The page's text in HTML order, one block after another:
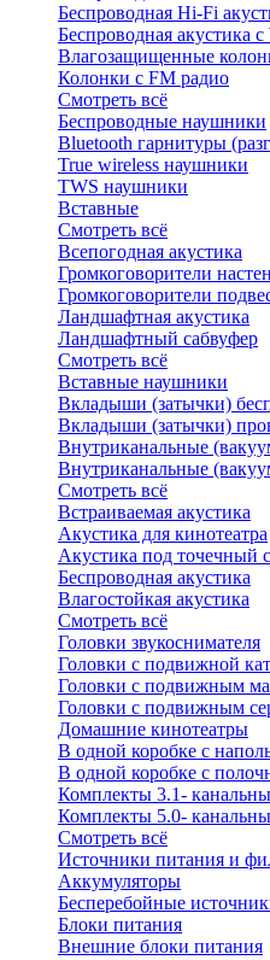
Беспроводная Hi-Fi
Беспроводная акустика
Влагозащищенные
Колонки с FM радио
Смотреть всё
Беспроводные наушники
Bluetоoth гарнитуры
True wireless наушники
TWS наушники
Вставные
Смотреть всё
Всепогодная акустика
Громкоговорители
Громкоговорители
Ландшафтная акустика
Ландшафтный сабвуфер
Смотреть всё
Вставные наушники
Вкладыши (затычки)
Вкладыши (затычки)
Внутриканальные
Внутриканальные
Смотреть всё
Встраиваемая акустика
Акустика для кинотеатра
Акустика под точечный
Беспроводная акустика
Влагостойкая акустика
Смотреть всё
Головки звукоснимателя
Головки с подвижной
Головки с подвижным
Головки с подвижным
Домашние кинотеатры
В одной коробке с
В одной коробке с
Комплекты 3.1-
Комплекты 5.0-
Смотреть всё
Источники питания и
Аккумуляторы
Бесперебойные
Блоки питания
Внешние блоки питания